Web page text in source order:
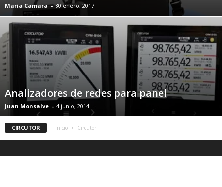
Maria Camara - 30 enero, 2017
Analizadores de redes para panel
Juan Monsalve - 4 junio, 2014
CIRCUTOR Inicio Circutor